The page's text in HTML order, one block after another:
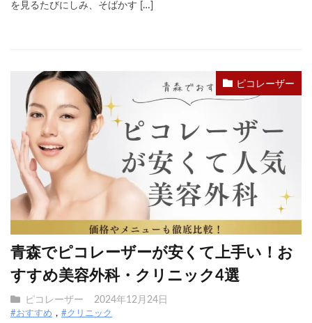
を見るたびにしみ、そばかす […]
ピコレーザー
青森でピコレーザーが安くて上手い！お
すすめ美容外科・クリニック4選
ピコレーザー 2024年12月24日
#おすすめ #クリニック